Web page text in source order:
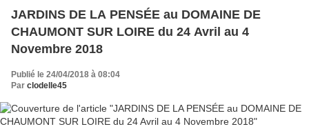
JARDINS DE LA PENSÉE au DOMAINE DE
CHAUMONT SUR LOIRE du 24 Avril au 4
Novembre 2018
Publié le 24/04/2018 à 08:04
Par clodelle45